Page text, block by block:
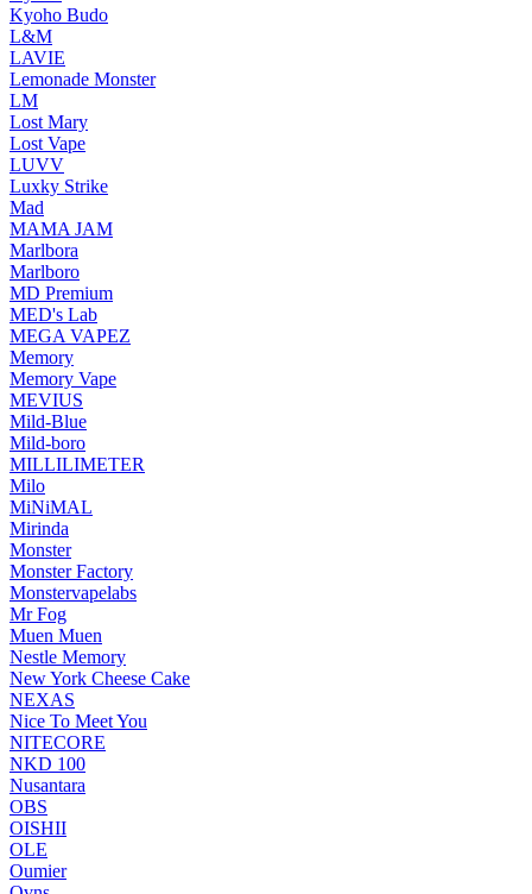
Kyoho Budo
L&M
LAVIE
Lemonade Monster
LM
Lost Mary
Lost Vape
LUVV
Luxky Strike
Mad
MAMA JAM
Marlbora
Marlboro
MD Premium
MED's Lab
MEGA VAPEZ
Memory
Memory Vape
MEVIUS
Mild-Blue
Mild-boro
MILLILIMETER
Milo
MiNiMAL
Mirinda
Monster
Monster Factory
Monstervapelabs
Mr Fog
Muen Muen
Nestle Memory
New York Cheese Cake
NEXAS
Nice To Meet You
NITECORE
NKD 100
Nusantara
OBS
OISHII
OLE
Oumier